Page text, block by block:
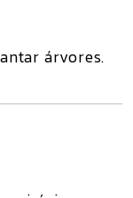
árvores.